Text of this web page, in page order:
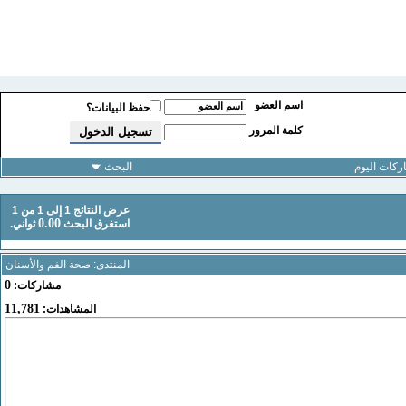
اسم العضو
حفظ البيانات؟
كلمة المرور
اليوم البحث
عرض النتائج 1 إلى 1 من 1
استغرق البحث 0.00ثواني.
المنتدى: صحة الفم والأسنان
مشاركات: 0
المشاهدات: 11,781